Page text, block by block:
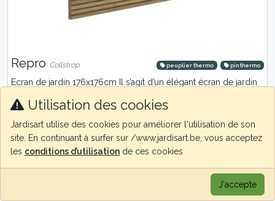
Utilisation des cookies
Jardisart utilise des cookies pour améliorer l'utilisation de son
site. En continuant à surfer sur /www.jardisart.be, vous acceptez
les conditions d’utilisation de ces cookies
J'accepte
Repro Collstrop peuplier thermo pin thermo
Ecran de jardin 176x176cm Il s’agit d’un élégant écran de jardin
confortable ou comm...